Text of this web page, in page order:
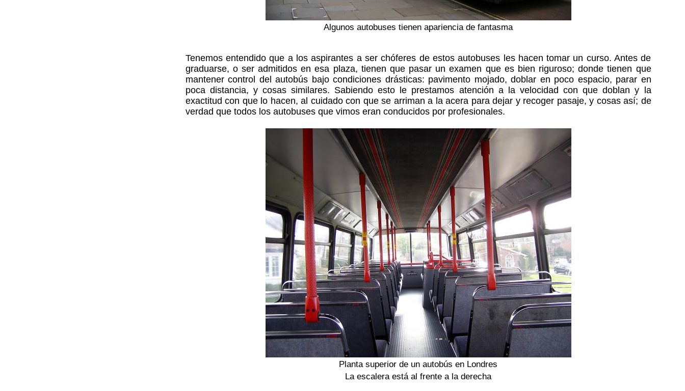
Algunos autobuses tienen apariencia de fantasma
Tenemos entendido que a los aspirantes a ser chóferes de estos autobuses les hacen tomar un curso. Antes de
graduarse, o ser admitidos en esa plaza, tienen que pasar un examen que es bien riguroso; donde tienen que
mantener control del autobús bajo condiciones drásticas: pavimento mojado, doblar en poco espacio, parar en
poca distancia, y cosas similares. Sabiendo esto le prestamos atención a la velocidad con que doblan y la
exactitud con que lo hacen, al cuidado con que se arriman a la acera para dejar y recoger pasaje, y cosas así; de
verdad que todos los autobuses que vimos eran conducidos por profesionales.
Planta superior de un autobús en Londres
La escalera está al frente a la derecha